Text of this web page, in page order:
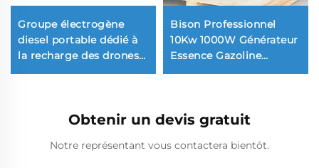
Groupe électrogène
diesel portable dédié à
la recharge des drones
Bison Professionnel
10Kw 1000W Générateur
Essence Gazoline
Obtenir un devis gratuit
Notre représentant vous contactera bientôt.